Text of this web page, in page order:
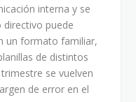
interna y se
directivo puede
un formato familiar,
de distintos
se vuelven
de error en el